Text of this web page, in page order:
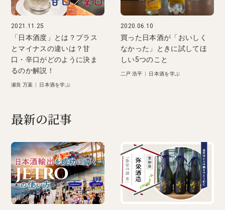
2021.11.25
「日本酒度」とは？プラス
とマイナスの違いは？甘
口・辛口がどのように決ま
るのか解説！
瀬良 万葉 日本酒を学ぶ
2020.06.10
買った日本酒が「おいしく
なかった」ときに試してほ
しい5つのこと
二戸 浩平 日本酒を学ぶ
最新の記事